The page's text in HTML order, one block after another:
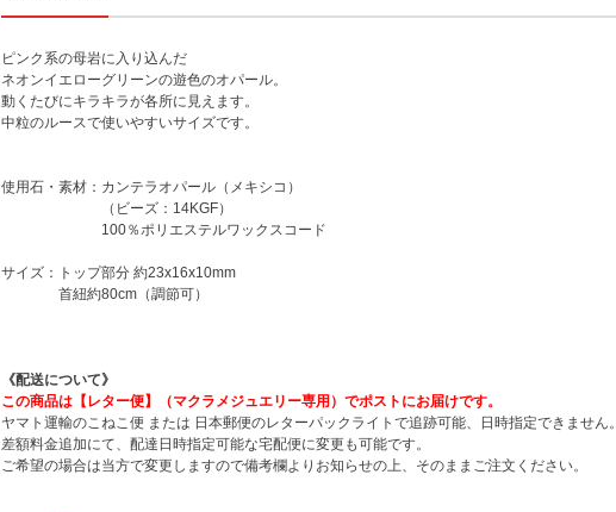
ピンク系の母岩に入り込んだ
ネオンイエローグリーンの遊色のオパール。
動くたびにキラキラが各所に見えます。
中粒のルースで使いやすいサイズです。
使用石・素材：カンテラオパール（メキシコ）
（ビーズ：14KGF）
100％ポリエステルワックスコード
サイズ：トップ部分 約23x16x10mm
首紐約80cm（調節可）
《配送について》
この商品は【レター便】（マクラメジュエリー専用）でポストにお届けです。
ヤマト運輸のこねこ便 または 日本郵便のレターパックライトで追跡可能、日時指定できません。
差額料金追加にて、配達日時指定可能な宅配便に変更も可能です。
ご希望の場合は当方で変更しますので備考欄よりお知らせの上、そのままご注文ください。